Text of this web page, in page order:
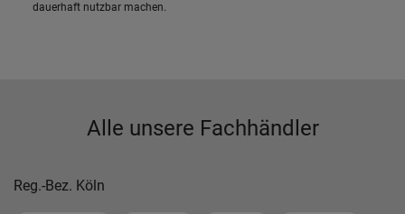
dauerhaft nutzbar machen.
Alle unsere Fachhändler
Reg.-Bez. Köln